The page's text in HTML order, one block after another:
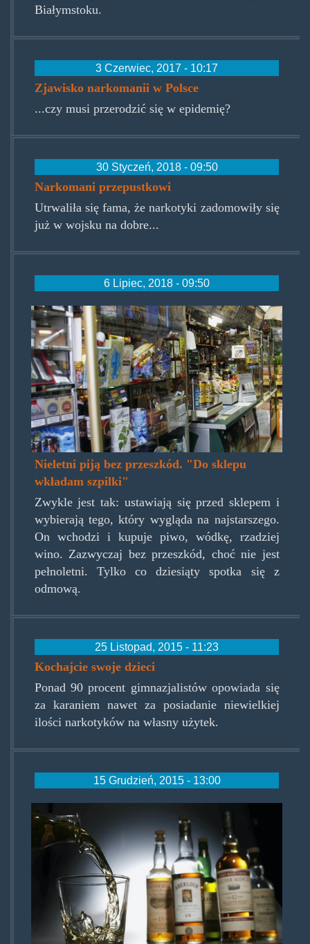
Białymstoku.
3 Czerwiec, 2017 - 10:17
Zjawisko narkomanii w Polsce
...czy musi przerodzić się w epidemię?
30 Styczeń, 2018 - 09:50
Narkomani przepustkowi
Utrwaliła się fama, że narkotyki zadomowiły się
już w wojsku na dobre...
6 Lipiec, 2018 - 09:50
monopolowy.jpg
Nieletni piją bez przeszkód. "Do sklepu
wkładam szpilki"
Zwykle jest tak: ustawiają się przed sklepem i
wybierają tego, który wygląda na najstarszego.
On wchodzi i kupuje piwo, wódkę, rzadziej
wino. Zazwyczaj bez przeszkód, choć nie jest
pełnoletni. Tylko co dziesiąty spotka się z
odmową.
25 Listopad, 2015 - 11:23
Kochajcie swoje dzieci
Ponad 90 procent gimnazjalistów opowiada się
za karaniem nawet za posiadanie niewielkiej
ilości narkotyków na własny użytek.
15 Grudzień, 2015 - 13:00
alkohol-
1.jpg